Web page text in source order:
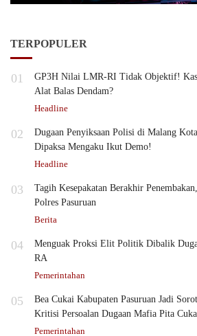
TERPOPULER
01
GP3H Nilai LMR-RI Tidak Objektif!
Alat Balas Dendam?
Headline
02
Dugaan Penyiksaan Polisi di Malang
Dipaksa Mengaku Ikut Demo!
Headline
03
Tagih Kesepakatan Berakhir
Polres Pasuruan
Berita
04
Menguak Proksi Elit Politik Dibalik
RA
Pemerintahan
05
Bea Cukai Kabupaten Pasuruan Jadi
Kritisi Persoalan Dugaan Mafia Pita
Pemerintahan